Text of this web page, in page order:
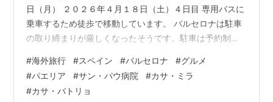
日（月） ２０２６年４月１８日（土）４日目 専用バスに
乗車するため徒歩で移動しています。 バルセロナは駐車
の取り締まりが厳しくなったそうです。駐車は予約制
イバーさんも大変です。 カメラで監視されてて、違反す
ると罰金がかかるとか⁉ 振り返ると、｢サグラダ・ファミ
リア｣が見えています。 今年の２月２０日にメインタワー
#海外旅行 #スペイン #バルセロナ #グルメ
#パエリア #サン・パウ病院 #カサ・ミラ
#カサ・バトリョ